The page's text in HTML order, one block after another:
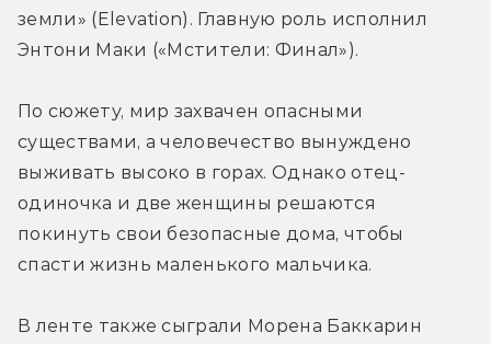
земли» (Elevation). Главную роль исполнил
Энтони Маки («Мстители: Финал»).
По сюжету, мир захвачен опасными
существами, а человечество вынуждено
выживать высоко в горах. Однако отец-
одиночка и две женщины решаются
покинуть свои безопасные дома, чтобы
спасти жизнь маленького мальчика.
В ленте также сыграли Морена Баккарин